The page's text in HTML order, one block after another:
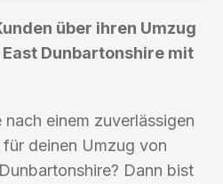
über ihren Umzug
Dunbartonshire mit
einem zuverlässigen
deinen Umzug von
Dann bist